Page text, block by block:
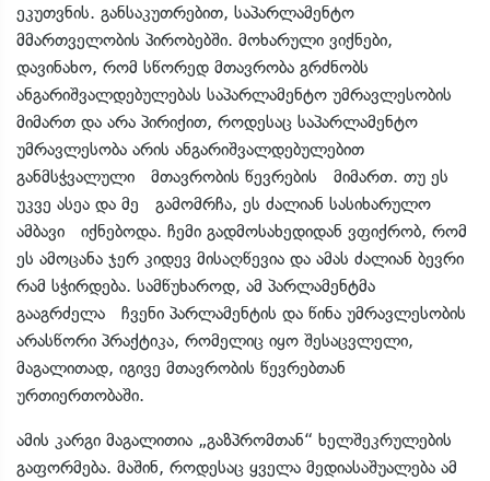
ეკუთვნის. განსაკუთრებით, საპარლამენტო
მმართველობის პირობებში. მოხარული ვიქნები,
დავინახო, რომ სწორედ მთავრობა გრძნობს
ანგარიშვალდებულებას საპარლამენტო უმრავლესობის
მიმართ და არა პირიქით, როდესაც საპარლამენტო
უმრავლესობა არის ანგარიშვალდებულებით
განმსჭვალული მთავრობის წევრების მიმართ. თუ ეს
უკვე ასეა და მე გამომრჩა, ეს ძალიან სასიხარულო
ამბავი იქნებოდა. ჩემი გადმოსახედიდან ვფიქრობ, რომ
ეს ამოცანა ჯერ კიდევ მისაღწევია და ამას ძალიან ბევრი
რამ სჭირდება. სამწუხაროდ, ამ პარლამენტმა
გააგრძელა ჩვენი პარლამენტის და წინა უმრავლესობის
არასწორი პრაქტიკა, რომელიც იყო შესაცვლელი,
მაგალითად, იგივე მთავრობის წევრებთან
ურთიერთობაში.
ამის კარგი მაგალითია „გაზპრომთან“ ხელშეკრულების
გაფორმება. მაშინ, როდესაც ყველა მედიასაშუალება ამ